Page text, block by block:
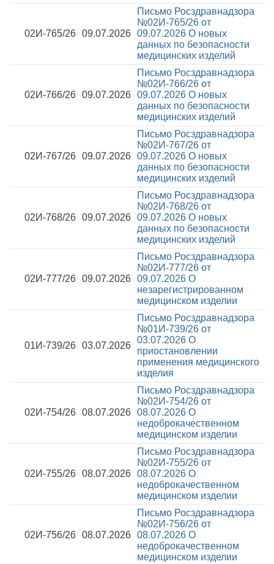
02И-765/26 09.07.2026
Письмо Росздравнадзора
№02И-765/26 от
09.07.2026 О новых
данных по безопасности
медицинских изделий
02И-766/26 09.07.2026
Письмо Росздравнадзора
№02И-766/26 от
09.07.2026 О новых
данных по безопасности
медицинских изделий
02И-767/26 09.07.2026
Письмо Росздравнадзора
№02И-767/26 от
09.07.2026 О новых
данных по безопасности
медицинских изделий
02И-768/26 09.07.2026
Письмо Росздравнадзора
№02И-768/26 от
09.07.2026 О новых
данных по безопасности
медицинских изделий
02И-777/26 09.07.2026
Письмо Росздравнадзора
№02И-777/26 от
09.07.2026 О
незарегистрированном
медицинском изделии
01И-739/26 03.07.2026
Письмо Росздравнадзора
№01И-739/26 от
03.07.2026 О
приостановлении
применения медицинского
изделия
02И-754/26 08.07.2026
Письмо Росздравнадзора
№02И-754/26 от
08.07.2026 О
недоброкачественном
медицинском изделии
02И-755/26 08.07.2026
Письмо Росздравнадзора
№02И-755/26 от
08.07.2026 О
недоброкачественном
медицинском изделии
02И-756/26 08.07.2026
Письмо Росздравнадзора
№02И-756/26 от
08.07.2026 О
недоброкачественном
медицинском изделии